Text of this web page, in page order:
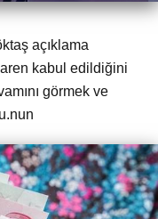
açıklama
kabul edildiğini
görmek ve